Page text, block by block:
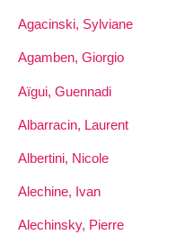
Agacinski, Sylviane
Agamben, Giorgio
Aïgui, Guennadi
Albarracin, Laurent
Albertini, Nicole
Alechine, Ivan
Alechinsky, Pierre